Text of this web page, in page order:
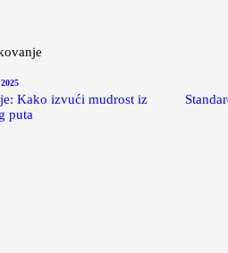
Kako izvući mudrost iz
puta